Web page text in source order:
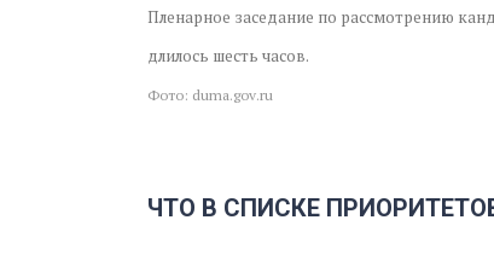
Пленарное заседание по рассмотрению
длилось шесть часов.
Фото: duma.gov.ru
ЧТО В СПИСКЕ